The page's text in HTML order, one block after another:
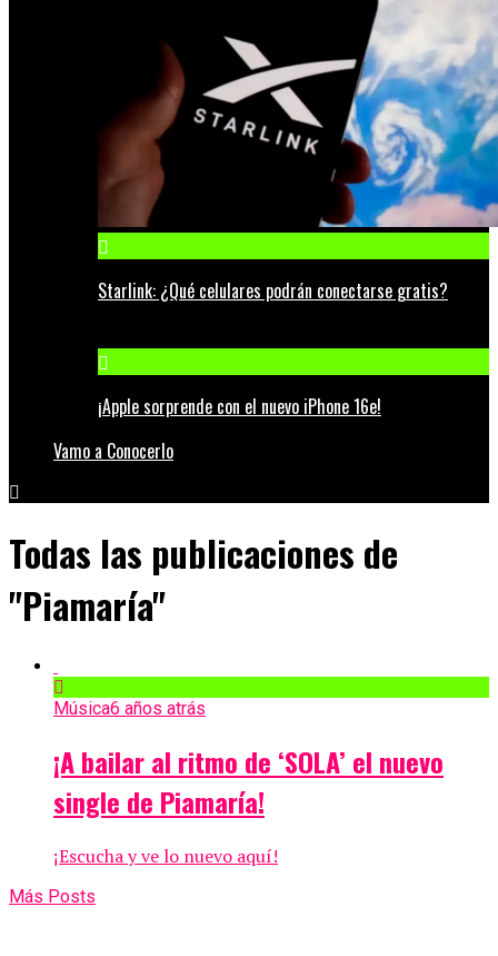
Starlink: ¿Qué celulares podrán conectarse gratis?
¡Apple sorprende con el nuevo iPhone 16e!
Vamo a Conocerlo
Todas las publicaciones de
"Piamaría"
Música6 años atrás
¡A bailar al ritmo de ‘SOLA’ el nuevo
single de Piamaría!
¡Escucha y ve lo nuevo aquí!
Más Posts